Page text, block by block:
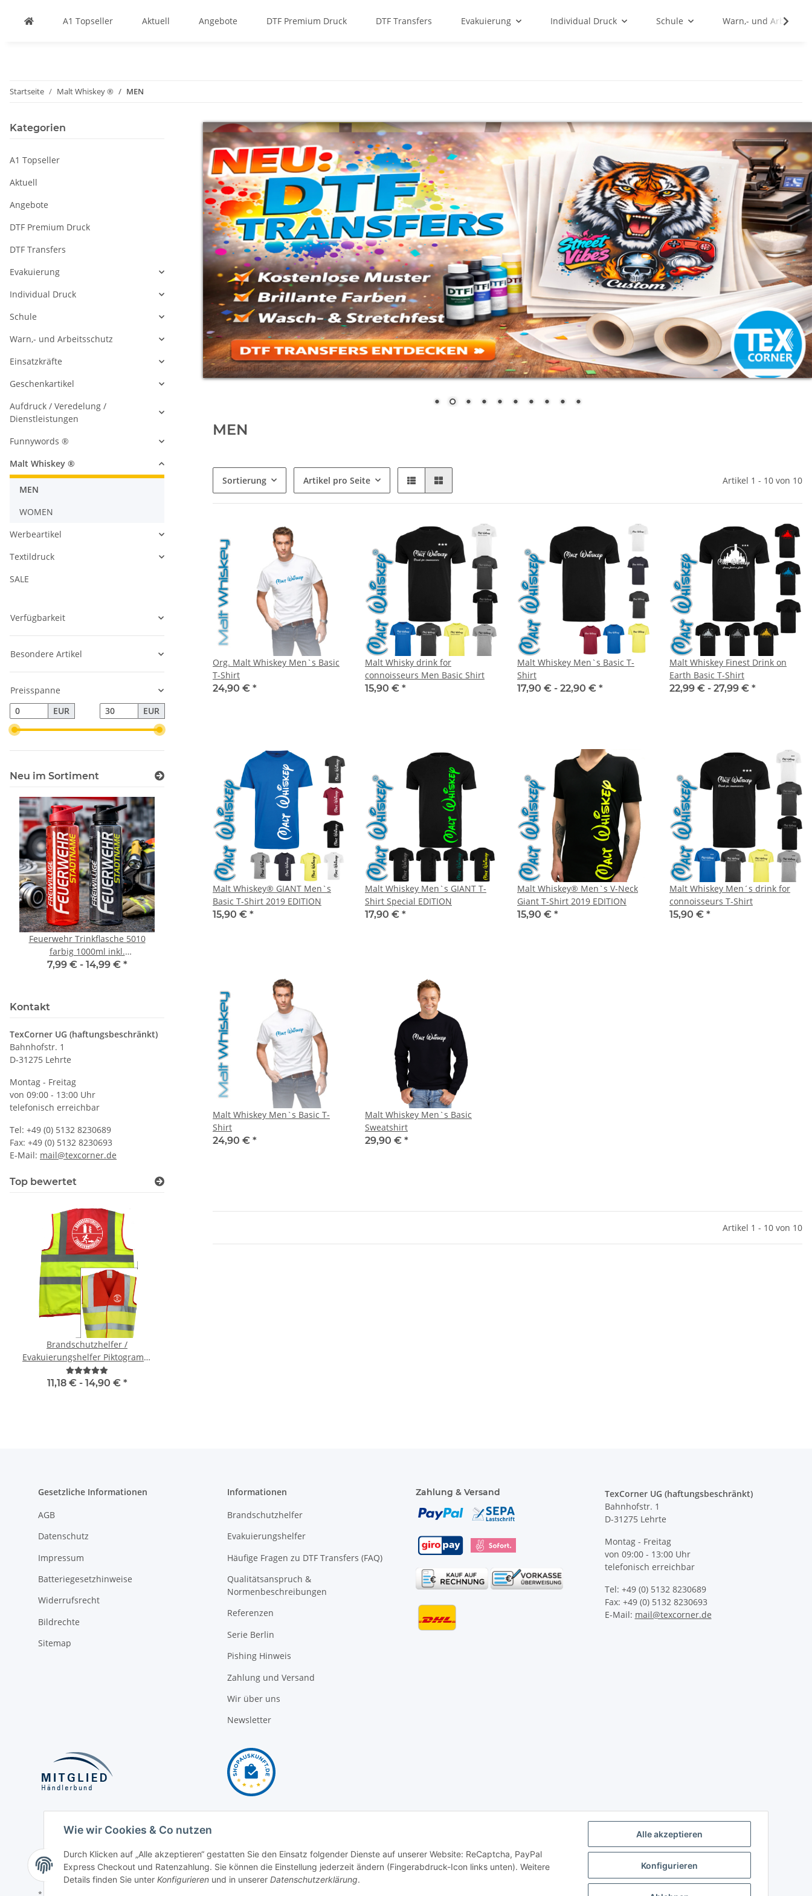
A1 Topseller Aktuell Angebote DTF Premium Druck DTF Transfers Evakuierung Individual Druck Schule Warn,- und
Startseite Malt Whiskey ® MEN
MEN
Sortierung Artikel pro Seite Artikel 1 - 10 von 10
Org. Malt Whiskey Men`s Basic
T-Shirt
24,90 € *
Malt Whisky drink for
connoisseurs Men Basic Shirt
15,90 € *
Malt Whiskey Men`s Basic T-
Shirt
17,90 € - 22,90 € *
Malt Whiskey Finest Drink on
Earth Basic T-Shirt
22,99 € - 27,99 € *
Malt Whiskey® GIANT Men`s
Basic T-Shirt 2019 EDITION
15,90 € *
Malt Whiskey Men`s GIANT T-
Shirt Special EDITION
17,90 € *
Malt Whiskey® Men`s V-Neck
Giant T-Shirt 2019 EDITION
15,90 € *
Malt Whiskey Men´s drink for
connoisseurs T-Shirt
15,90 € *
Malt Whiskey Men`s Basic T-
Shirt
24,90 € *
Malt Whiskey Men`s Basic
Sweatshirt
29,90 € *
Artikel 1 - 10 von 10
Kategorien
A1 Topseller
Aktuell
Angebote
DTF Premium Druck
DTF Transfers
Evakuierung
Individual Druck
Schule
Warn,- und Arbeitsschutz
Einsatzkräfte
Geschenkartikel
Aufdruck / Veredelung /
Dienstleistungen
Funnywords ®
Malt Whiskey ®
MEN
WOMEN
Werbeartikel
Textildruck
SALE
Verfügbarkeit
Besondere Artikel
Preisspanne
EUR
EUR
Neu im Sortiment
Feuerwehr Trinkflasche 5010
farbig 1000ml inkl.
Wunschnamen
7,99 € - 14,99 € *
Druckposition CMYK
Kontakt
TexCorner UG (haftungsbeschränkt)
Bahnhofstr. 1
D-31275 Lehrte
Montag - Freitag
von 09:00 - 13:00 Uhr
telefonisch erreichbar
Tel: +49 (0) 5132 8230689
Fax: +49 (0) 5132 8230693
E-Mail: mail@texcorner.de
Top bewertet
Brandschutzhelfer /
Evakuierungshelfer Piktogramm
Weste rot/gelb S-3XL
11,18 € - 14,90 € *
Gesetzliche Informationen
AGB
Datenschutz
Impressum
Batteriegesetzhinweise
Widerrufsrecht
Bildrechte
Sitemap
Informationen
Brandschutzhelfer
Evakuierungshelfer
Häufige Fragen zu DTF Transfers (FAQ)
Qualitätsanspruch &
Normenbeschreibungen
Referenzen
Serie Berlin
Pishing Hinweis
Zahlung und Versand
Wir über uns
Newsletter
Zahlung & Versand
TexCorner UG (haftungsbeschränkt)
Bahnhofstr. 1
D-31275 Lehrte
Montag - Freitag
von 09:00 - 13:00 Uhr
telefonisch erreichbar
Tel: +49 (0) 5132 8230689
Fax: +49 (0) 5132 8230693
E-Mail: mail@texcorner.de
* Alle Preise inkl. gesetzlicher USt., zzgl.
Wie wir Cookies & Co nutzen
Durch Klicken auf „Alle akzeptieren“ gestatten Sie den Einsatz folgender Dienste auf unserer Website: ReCaptcha, PayPal
Express Checkout und Ratenzahlung. Sie können die Einstellung jederzeit ändern (Fingerabdruck-Icon links unten). Weitere
Details finden Sie unter Konfigurieren und in unserer Datenschutzerklärung.
Alle akzeptieren
Konfigurieren